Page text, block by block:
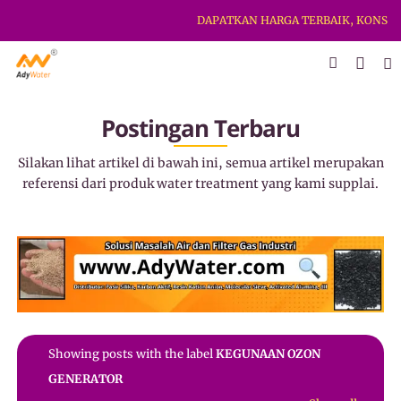
DAPATKAN HARGA TERBAIK,
Postingan Terbaru
Silakan lihat artikel di bawah ini, semua artikel merupakan
referensi dari produk water treatment yang kami supplai.
Showing posts with the labelKEGUNAAN OZON
GENERATOR